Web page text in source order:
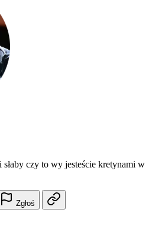
czy to wy jesteście kretynami w
Zgłoś